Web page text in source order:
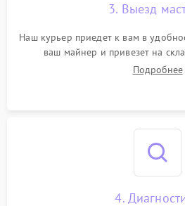
3. Выезд
Наш курьер приедет к вам в
ваш майнер и привезет на
Подробнее
4.